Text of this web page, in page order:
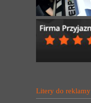
Litery do reklamy